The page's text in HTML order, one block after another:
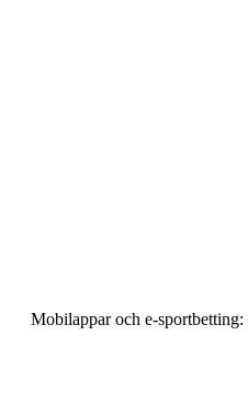
Mobilappar och e-sportbetting: